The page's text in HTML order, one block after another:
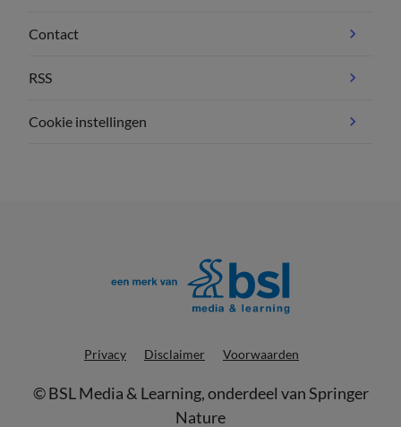
Contact
RSS
Cookie instellingen
Privacy Disclaimer Voorwaarden
©BSL Media & Learning, onderdeel vanSpringer
Nature